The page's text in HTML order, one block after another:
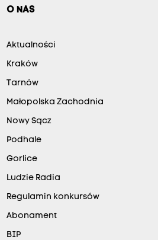
O NAS
Aktualności
Kraków
Tarnów
Małopolska Zachodnia
Nowy Sącz
Podhale
Gorlice
Ludzie Radia
Regulamin konkursów
Abonament
BIP